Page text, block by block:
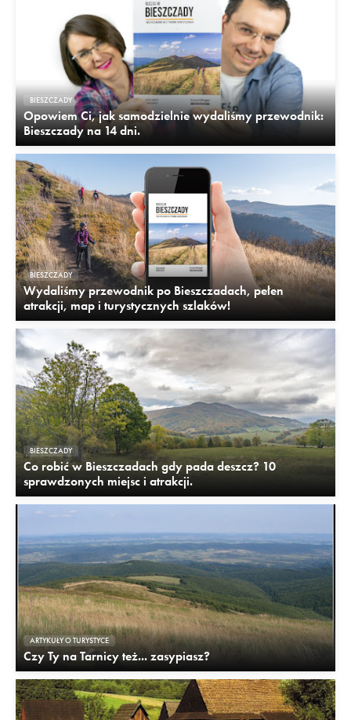
BIESZCZADY
Opowiem Ci, jak samodzielnie wydaliśmy przewodnik:
Bieszczady na 14 dni.
BIESZCZADY
Wydaliśmy przewodnik po Bieszczadach, pełen
atrakcji, map i turystycznych szlaków!
BIESZCZADY
Co robić w Bieszczadach gdy pada deszcz? 10
sprawdzonych miejsc i atrakcji.
ARTYKUŁY O TURYSTYCE
Czy Ty na Tarnicy też... zasypiasz?